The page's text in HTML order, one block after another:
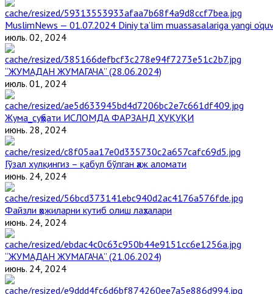
MuslimNews — 01.07.2024 Diniy ta’lim muassasalariga yangi
июль. 02, 2024
“ЖУМАДАН ЖУМАГАЧА” (28.06.2024)
июль. 01, 2024
Жума_суҳбати ИСЛОМДА ФАРЗАНД ҲУҚУҚИ
июнь. 28, 2024
Гўзал хулқингиз – қабул бўлган ҳаж аломати
июнь. 24, 2024
Файзли ҳожиларни кутиб олиш лаҳзалари
июнь. 24, 2024
“ЖУМАДАН ЖУМАГАЧА” (21.06.2024)
июнь. 24, 2024